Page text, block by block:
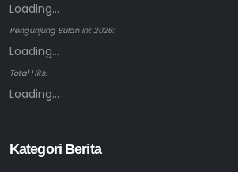
Loading...
Pengunjung Bulan ini: 2026:
Loading...
Total Hits:
Loading...
Kategori Berita